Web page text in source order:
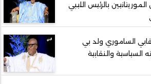
بالرئيس الليبي
الساموري ولد بي
السياسية والنقابية